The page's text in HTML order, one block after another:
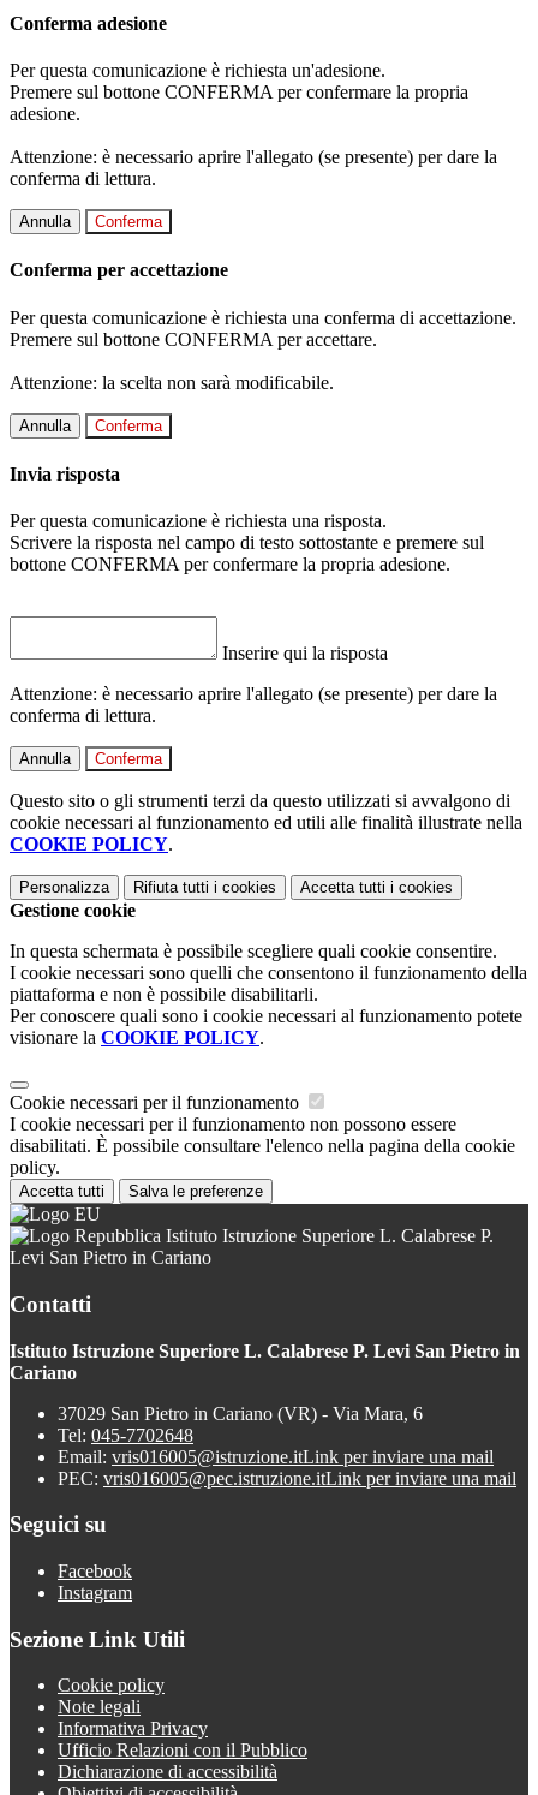
Conferma adesione
Per questa comunicazione è richiesta un'adesione.
Premere sul bottone CONFERMA per confermare la propria
adesione.
Attenzione: è necessario aprire l'allegato (se presente) per dare la
conferma di lettura.
Annulla Conferma
Conferma per accettazione
Per questa comunicazione è richiesta una conferma di accettazione.
Premere sul bottone CONFERMA per accettare.
Attenzione: la scelta non sarà modificabile.
Annulla Conferma
Invia risposta
Per questa comunicazione è richiesta una risposta.
Scrivere la risposta nel campo di testo sottostante e premere sul
bottone CONFERMA per confermare la propria adesione.
Inserire qui la risposta
Attenzione: è necessario aprire l'allegato (se presente) per dare la
conferma di lettura.
Annulla Conferma
Questo sito o gli strumenti terzi da questo utilizzati si avvalgono di
cookie necessari al funzionamento ed utili alle finalità illustrate nella
COOKIE POLICY.
Personalizza Rifiuta tutti i cookies Accetta tutti i cookies
Gestione cookie
In questa schermata è possibile scegliere quali cookie consentire.
I cookie necessari sono quelli che consentono il funzionamento della
piattaforma e non è possibile disabilitarli.
Per conoscere quali sono i cookie necessari al funzionamento potete
visionare la COOKIE POLICY.
Cookie necessari per il funzionamento
I cookie necessari per il funzionamento non possono essere
disabilitati. È possibile consultare l'elenco nella pagina della cookie
policy.
Accetta tutti Salva le preferenze
Istituto Istruzione Superiore L. Calabrese P.
Levi San Pietro in Cariano
Contatti
Istituto Istruzione Superiore L. Calabrese P. Levi San Pietro in
Cariano
37029 San Pietro in Cariano (VR) - Via Mara, 6
Tel: 045-7702648
Email: vris016005@istruzione.itLink per inviare una mail
PEC: vris016005@pec.istruzione.itLink per inviare una mail
Seguici su
Facebook
Instagram
Sezione Link Utili
Cookie policy
Note legali
Informativa Privacy
Ufficio Relazioni con il Pubblico
Dichiarazione di accessibilità